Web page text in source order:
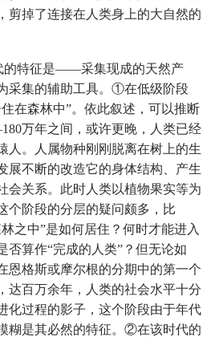
剪掉了连接在人类身上的大自然的
的特征是——采集现成的天然产
采集的辅助工具。①在低级阶段
住在森林中”。依此叙述，可以推断
万年之间，或许更晚，人类已经
人。人属物种刚刚脱离在树上的生
展不断的改造它的身体结构、产生
会关系。此时人类以植物果实等为
个阶段的分层的疑问颇多，比
之中”是如何居住？何时才能进入
否算作“完成的人类”？但无论如
恩格斯或摩尔根的分期中的第一个
达百万余年，人类的社会水平十分
化过程的影子，这个阶段由于年代
糊是其必然的特征。②在该时代的